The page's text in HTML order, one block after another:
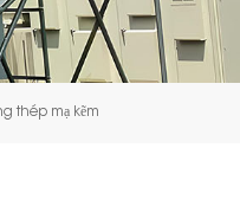
Deutsch
español
thép mạ kẽm